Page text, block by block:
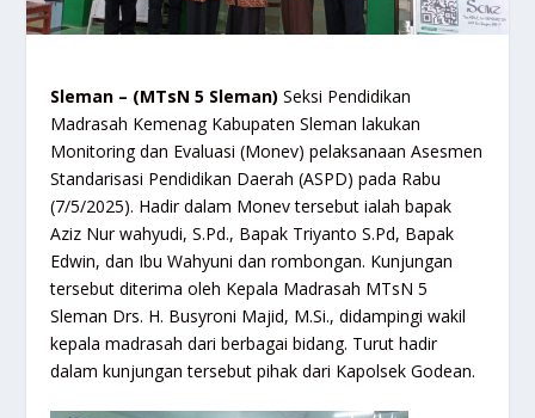
Sleman – (MTsN 5 Sleman)Seksi Pendidikan
Madrasah Kemenag Kabupaten Sleman lakukan
Monitoring dan Evaluasi (Monev) pelaksanaan Asesmen
Standarisasi Pendidikan Daerah (ASPD) pada Rabu
(7/5/2025). Hadir dalam Monev tersebut ialah bapak
Aziz Nur wahyudi, S.Pd., Bapak Triyanto S.Pd, Bapak
Edwin, dan Ibu Wahyuni dan rombongan. Kunjungan
tersebut diterima oleh Kepala Madrasah MTsN 5
Sleman Drs. H. Busyroni Majid, M.Si., didampingi wakil
kepala madrasah dari berbagai bidang. Turut hadir
dalam kunjungan tersebut pihak dari Kapolsek Godean.